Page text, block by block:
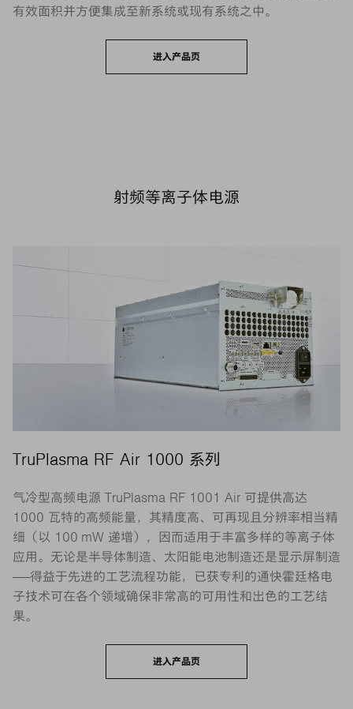
有效面积并方便集成至新系统或现有系统之中。
进入产品页
射频等离子体电源
TruPlasma RF Air 1000 系列
气冷型高频电源 TruPlasma RF 1001 Air 可提供高达
1000 瓦特的高频能量，其精度高、可再现且分辨率相当精
细（以 100 mW 递增），因而适用于丰富多样的等离子体
应用。无论是半导体制造、太阳能电池制造还是显示屏制造
——得益于先进的工艺流程功能，已获专利的通快霍廷格电
子技术可在各个领域确保非常高的可用性和出色的工艺结
果。
进入产品页